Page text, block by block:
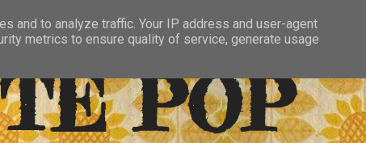
POP
and to analyze traffic. Your IP address and user-agent
metrics to ensure quality of service, generate usage